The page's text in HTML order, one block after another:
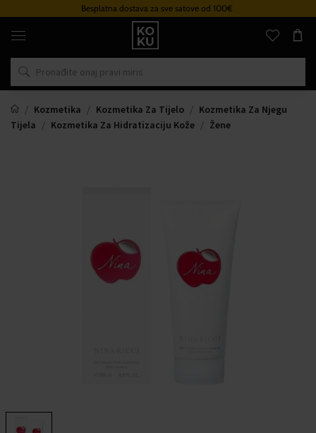
Besplatna dostava za sve satove od 100€
Originalni
parfemi
satovi
na
mjestu
Kozmetika
Kozmetika Za Tijelo
Kozmetika Za Njegu
Tijela
Kozmetika Za Hidratizaciju Kože Žene